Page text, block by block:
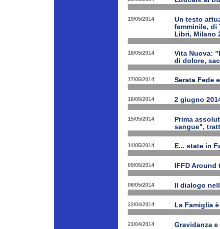
19/05/2014
Un testo
femminile, di
Libri, Milano
18/05/2014
Vita Nuova:
di dolore,
17/05/2014 Serata Fede
16/05/2014 2 giugno
15/05/2014
Prima
sangue",
14/05/2014 E... state in
09/05/2014 IFFD
06/05/2014 Il dialogo
22/04/2014 La Famiglia
21/04/2014 Gravidanza